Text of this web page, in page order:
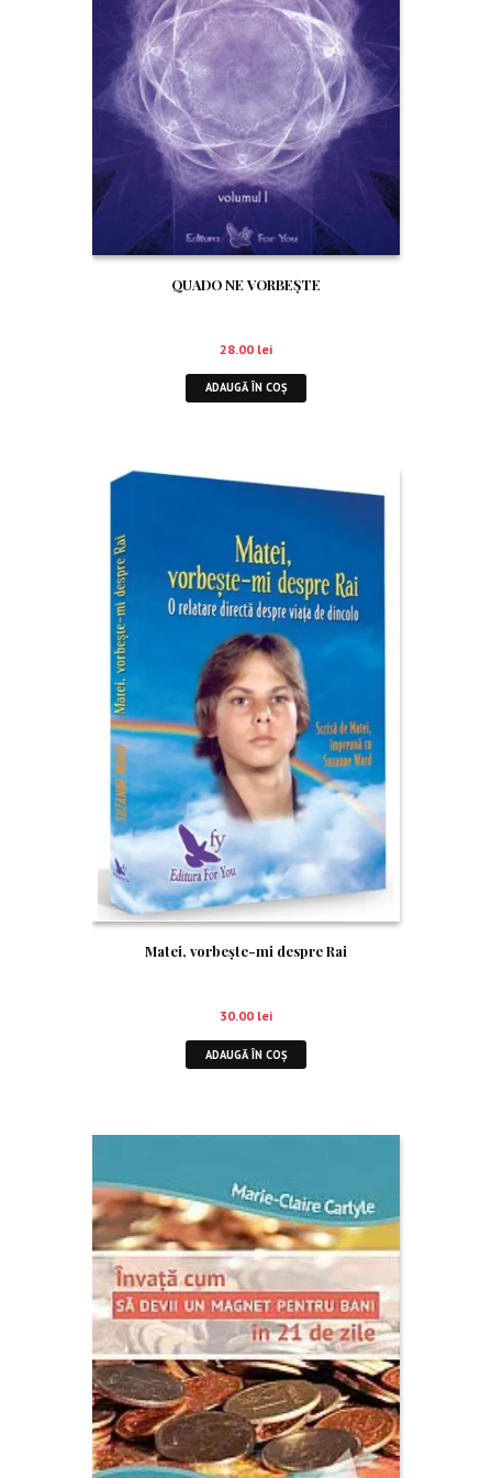
QUADO NE VORBEŞTE
28.00 lei
ADAUGĂ ÎN COȘ
Matei, vorbește-mi despre Rai
30.00 lei
ADAUGĂ ÎN COȘ